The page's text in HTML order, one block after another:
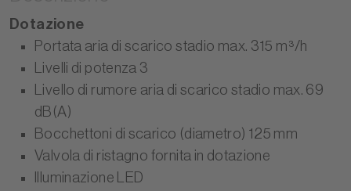
Dotazione
Portata aria di scarico stadio max. 315 m³/h
Livelli di potenza 3
Livello di rumore aria di scarico stadio max. 69
dB(A)
Bocchettoni di scarico (diametro) 125 mm
Valvola di ristagno fornita in dotazione
Illuminazione LED